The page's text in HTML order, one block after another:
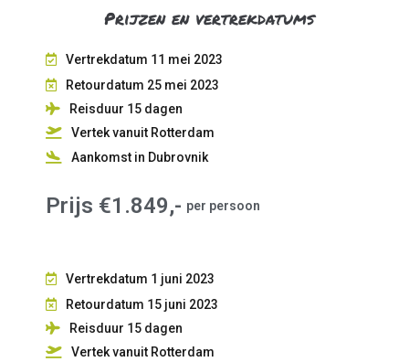
Prijzen en vertrekdatums
Vertrekdatum 11 mei 2023
Retourdatum 25 mei 2023
Reisduur 15 dagen
Vertek vanuit Rotterdam
Aankomst in Dubrovnik
Prijs €1.849,- per persoon
Vertrekdatum 1 juni 2023
Retourdatum 15 juni 2023
Reisduur 15 dagen
Vertek vanuit Rotterdam